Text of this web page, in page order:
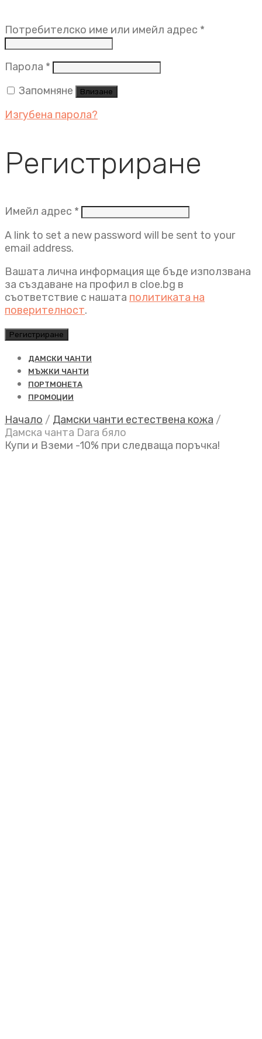
Потребителско име или имейл адрес *
Парола * Задължително
Запомняне
Влизане
Изгубена парола?
Регистриране
Имейл адрес * Задължително
A link to set a new password will be sent to your
email address.
Вашата лична информация ще бъде използвана
за създаване на профил в cloe.bg в
съответствие с нашата политиката на
поверителност.
Регистриране
ДАМСКИ ЧАНТИ
МЪЖКИ ЧАНТИ
ПОРТМОНЕТА
ПРОМОЦИИ
Начало / Дамски чанти естествена кожа /
Дамска чанта Dara бяло
Купи и Вземи -10% при следваща поръчка!